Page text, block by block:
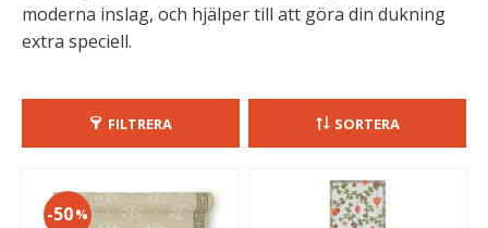
moderna inslag, och hjälper till att göra din dukning
extra speciell.
FILTRERA SORTERA
50%